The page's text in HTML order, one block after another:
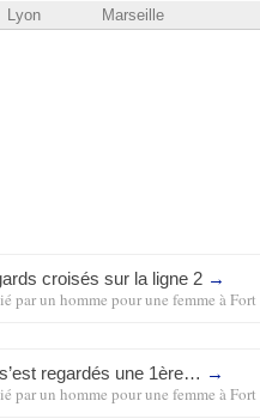
Lyon Marseille
croisés sur la ligne 2 →
parun homme pour une femme àFort
regardés une 1ère… →
parun homme pour une femme àFort